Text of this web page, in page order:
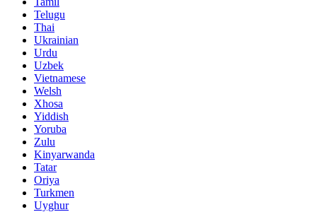
Telugu
Thai
Ukrainian
Urdu
Uzbek
Vietnamese
Welsh
Xhosa
Yiddish
Yoruba
Zulu
Kinyarwanda
Tatar
Oriya
Turkmen
Uyghur